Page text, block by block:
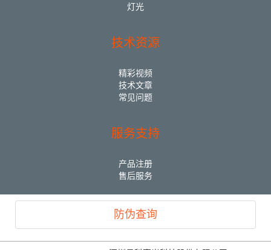
灯光
技术资源
精彩视频
技术文章
常见问题
服务支持
产品注册
售后服务
防伪查询